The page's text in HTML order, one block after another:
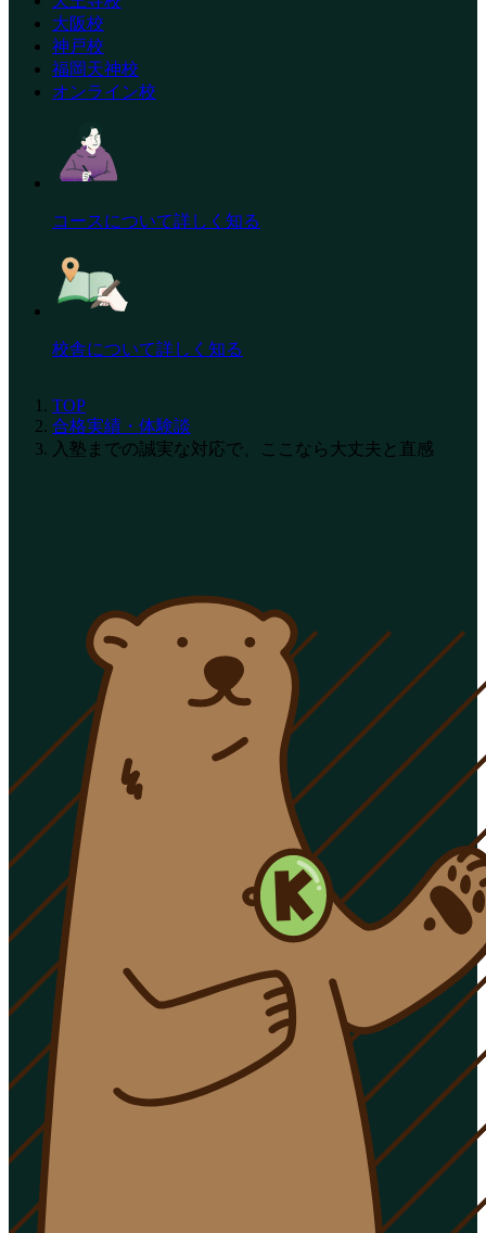
大阪校
神戸校
福岡天神校
オンライン校
コースについて詳しく知る
校舎について詳しく知る
TOP
合格実績・体験談
入塾までの誠実な対応で、ここなら大丈夫と直感